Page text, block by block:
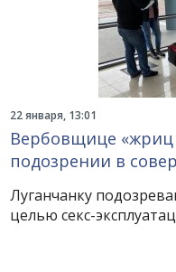
22 января, 13:01
Вербовщице
подозрении в
Луганчанку
целью секс-